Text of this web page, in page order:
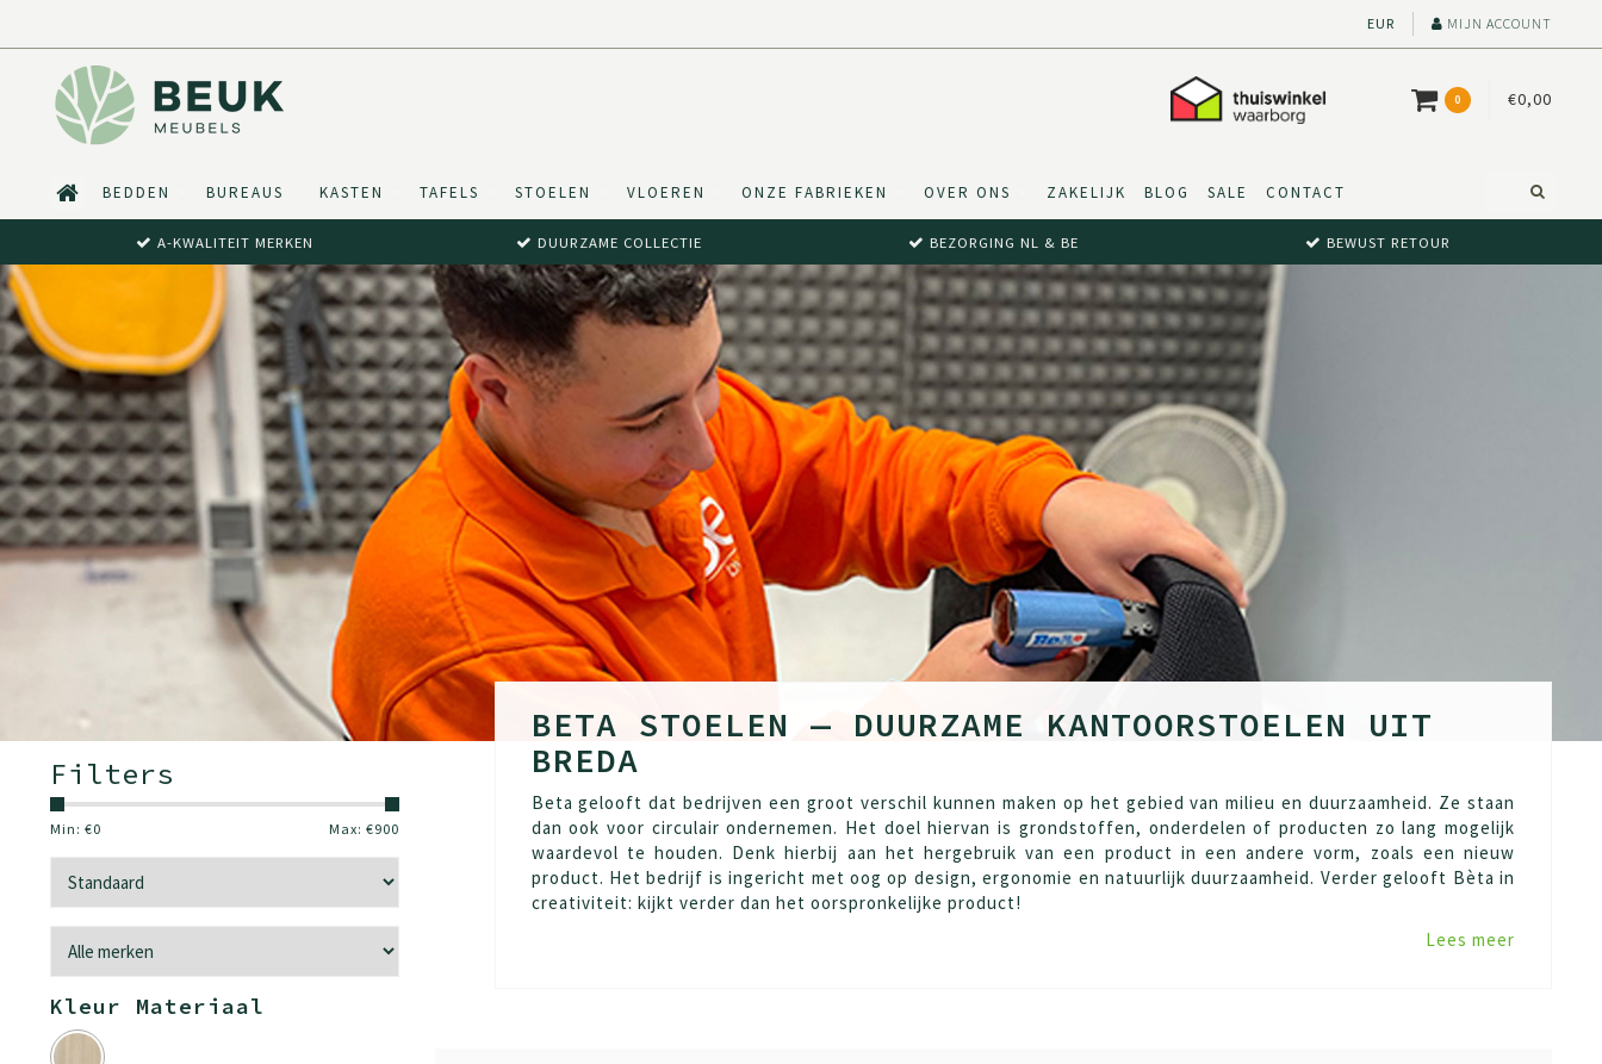
EUR MIJN ACCOUNT
0 €0,00
BEDDEN BUREAUS KASTEN TAFELS STOELEN VLOEREN ONZE FABRIEKEN OVER ONS ZAKELIJK BLOG SALE CONTACT
A-KWALITEIT MERKEN DUURZAME COLLECTIE BEZORGING NL & BE BEWUST RETOUR
Filters
Min: €0 Max: €900
Kleur Materiaal
BETA STOELEN — DUURZAME KANTOORSTOELEN UIT
BREDA
Beta gelooft dat bedrijven een groot verschil kunnen maken op het gebied van milieu en duurzaamheid. Ze staan
dan ook voor circulair ondernemen. Het doel hiervan is grondstoffen, onderdelen of producten zo lang mogelijk
waardevol te houden. Denk hierbij aan het hergebruik van een product in een andere vorm, zoals een nieuw
product. Het bedrijf is ingericht met oog op design, ergonomie en natuurlijk duurzaamheid. Verder gelooft Bèta in
creativiteit: kijkt verder dan het oorspronkelijke product!
Lees meer